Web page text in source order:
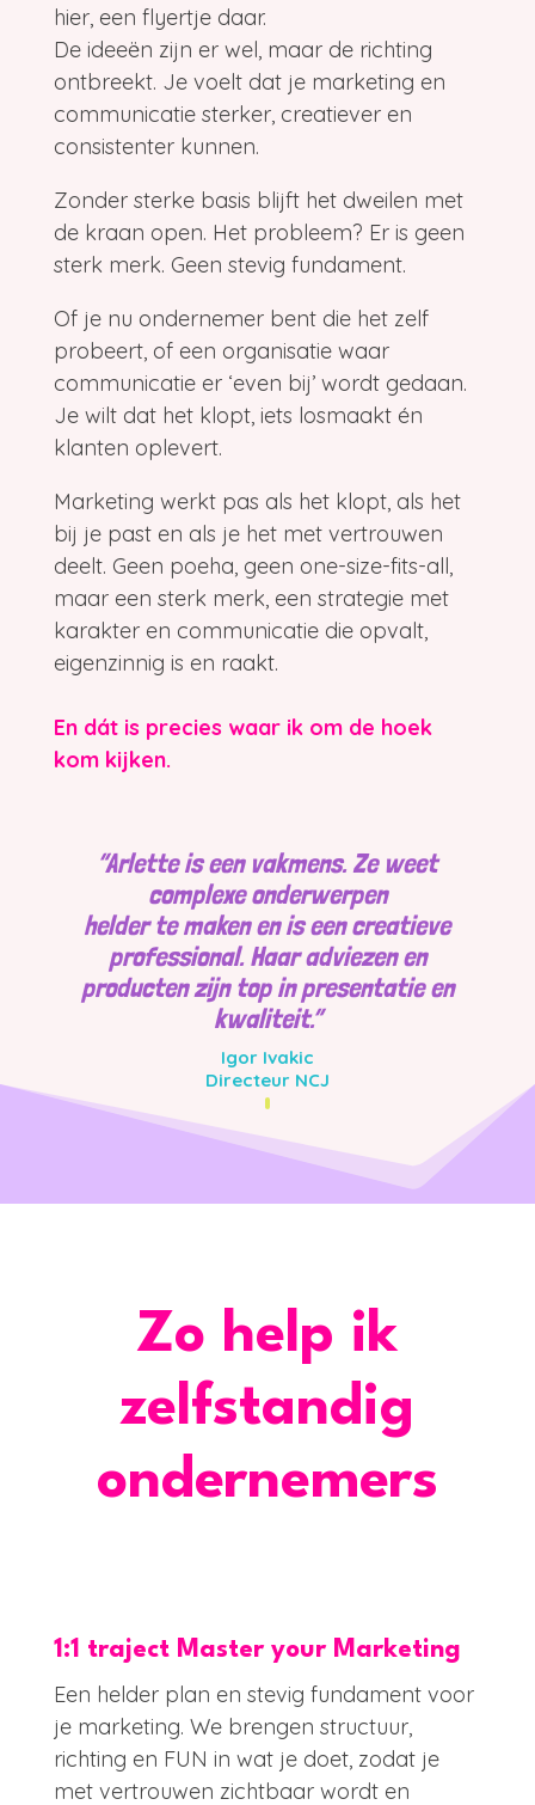
hier, een flyertje daar.
De ideeën zijn er wel, maar de richting
ontbreekt. Je voelt dat je marketing en
communicatie sterker, creatiever en
consistenter kunnen.
Zonder sterke basis blijft het dweilen met
de kraan open. Het probleem? Er is geen
sterk merk. Geen stevig fundament.
Of je nu ondernemer bent die het zelf
probeert, of een organisatie waar
communicatie er ‘even bij’ wordt gedaan.
Je wilt dat het klopt, iets losmaakt én
klanten oplevert.
Marketing werkt pas als het klopt, als het
bij je past en als je het met vertrouwen
deelt. Geen poeha, geen one-size-fits-all,
maar een sterk merk, een strategie met
karakter en communicatie die opvalt,
eigenzinnig is en raakt.
En dát is precies waar ik om de hoek
kom kijken.
“Arlette is een vakmens. Ze weet
complexe onderwerpen
helder te maken en is een creatieve
professional. Haar adviezen en
producten zijn top in presentatie en
kwaliteit.”
Igor Ivakic
Directeur NCJ
Zo help ik
zelfstandig
ondernemers
1:1 traject Master your Marketing
Een helder plan en stevig fundament voor
je marketing. We brengen structuur,
richting en FUN in wat je doet, zodat je
met vertrouwen zichtbaar wordt en